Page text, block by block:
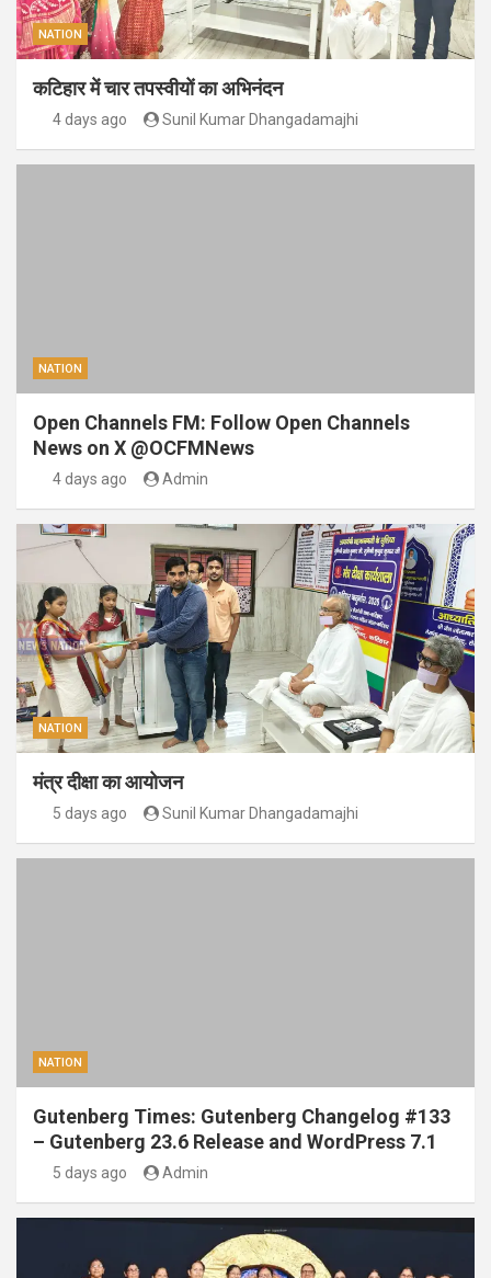
NATION
कटिहार में चार तपस्वीयों का अभिनंदन
4 days ago Sunil Kumar Dhangadamajhi
NATION
Open Channels FM: Follow Open Channels
News on X @OCFMNews
4 days ago Admin
NATION
मंत्र दीक्षा का आयोजन
5 days ago Sunil Kumar Dhangadamajhi
NATION
Gutenberg Times: Gutenberg Changelog #133
– Gutenberg 23.6 Release and WordPress 7.1
5 days ago Admin